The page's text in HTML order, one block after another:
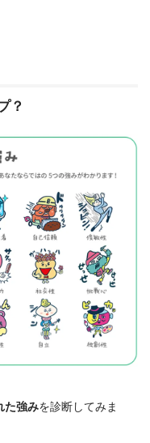
？
た強みを診断してみま